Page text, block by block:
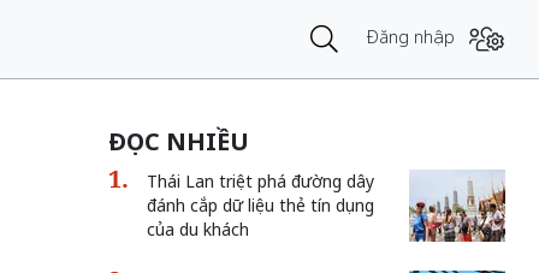
Đăng nhập
ĐỌC NHIỀU
Thái Lan triệt phá đường dây
đánh cắp dữ liệu thẻ tín dụng
của du khách